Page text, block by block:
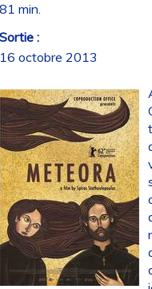
min.
:
octobre 2013